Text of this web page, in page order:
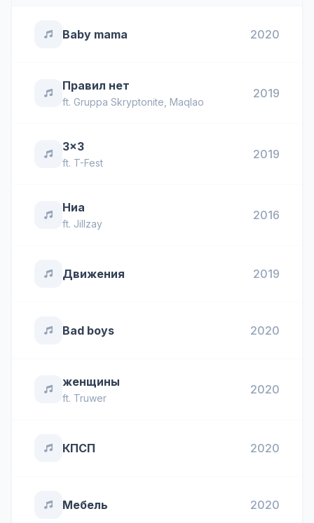
Baby mama 2020
Правил нет
ft. Gruppa Skryptonite Maqlao
2019
3x3
ft. T-Fest
2019
Ниа
ft. Jillzay
2016
Движения 2019
Bad boys 2020
женщины
ft. Truwer
2020
КПСП 2020
Мебель 2020